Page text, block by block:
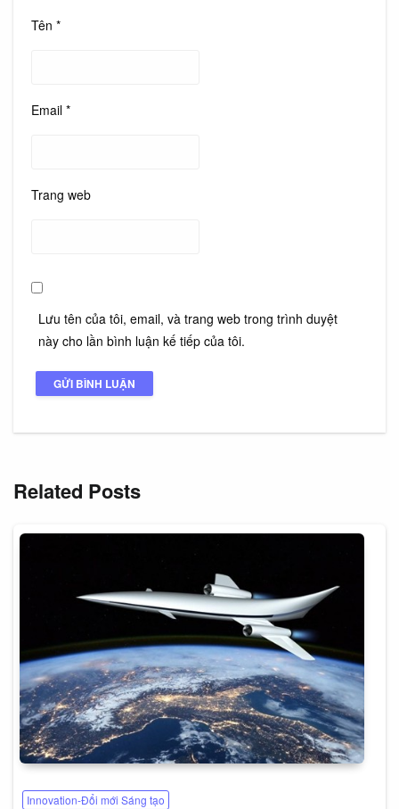
Tên *
Email *
Trang web
Lưu tên của tôi, email, và trang web trong trình duyệt
này cho lần bình luận kế tiếp của tôi.
Related Posts
Innovation-Đổi mới Sáng tạo